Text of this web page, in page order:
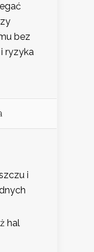
bez
ryzyka
i
hal